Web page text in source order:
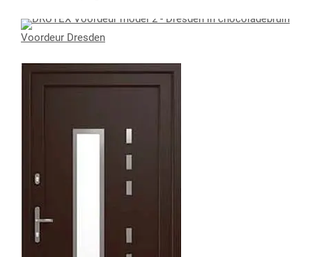
Voordeur Dresden